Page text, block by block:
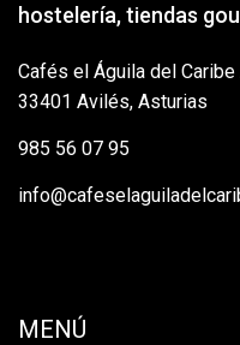
hostelería, tiendas
Cafés el Águila del Caribe
33401 Avilés, Asturias
985 56 07 95
MENÚ